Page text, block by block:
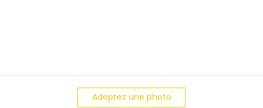
Adoptez une photo